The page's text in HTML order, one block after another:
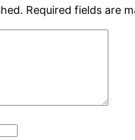
Required fields are